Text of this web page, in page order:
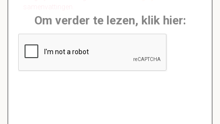
Om verder te lezen, klik hier: